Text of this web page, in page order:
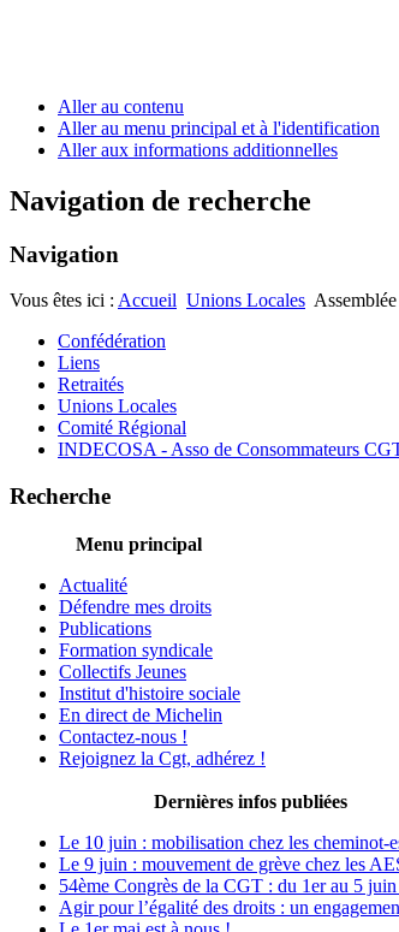
Aller au contenu
Aller au menu principal et à l'identification
Aller aux informations additionnelles
Navigation de recherche
Navigation
Vous êtes ici : Accueil Unions Locales
Confédération
Liens
Retraités
Unions Locales
Comité Régional
INDECOSA - Asso de Consommateurs
Recherche
Menu principal
Actualité
Défendre mes droits
Publications
Formation syndicale
Collectifs Jeunes
Institut d'histoire sociale
En direct de Michelin
Contactez-nous !
Rejoignez la Cgt, adhérez !
Dernières infos publiées
Le 10 juin : mobilisation chez les cheminot-
Le 9 juin : mouvement de grève chez les
54ème Congrès de la CGT : du 1er au 5
Agir pour l’égalité des droits : un